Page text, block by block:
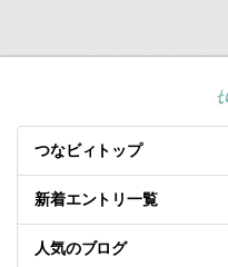
つなビィトップ
新着エントリ一覧
人気のブログ